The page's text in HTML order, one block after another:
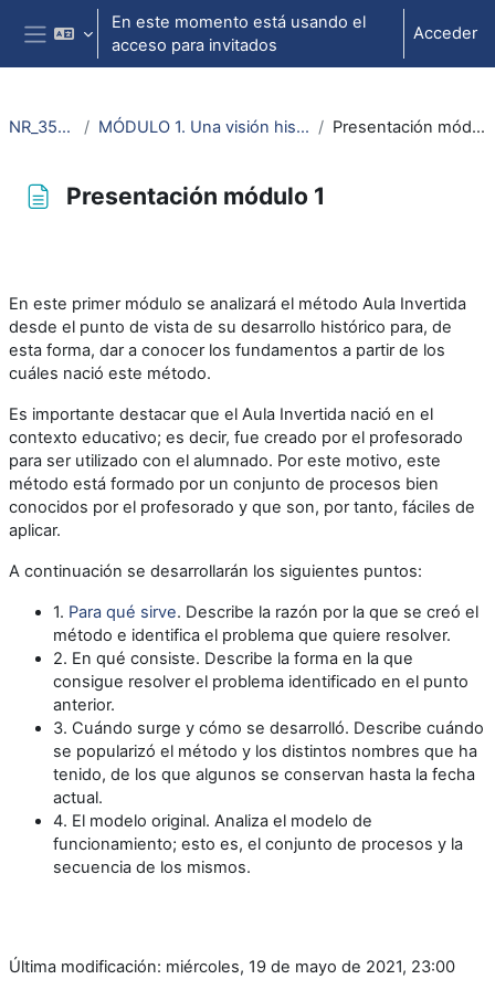
Salta al contenido principal
Panel lateral
En este momento está usando el
acceso para invitados
Acceder
NR_35411 MÓDULO 1. Una visión histórica Presentación módulo 1
Presentación módulo 1
En este primer módulo se analizará el método Aula Invertida
desde el punto de vista de su desarrollo histórico para, de
esta forma, dar a conocer los fundamentos a partir de los
cuáles nació este método.
Es importante destacar que el Aula Invertida nació en el
contexto educativo; es decir, fue creado por el profesorado
para ser utilizado con el alumnado. Por este motivo, este
método está formado por un conjunto de procesos bien
conocidos por el profesorado y que son, por tanto, fáciles de
aplicar.
A continuación se desarrollarán los siguientes puntos:
1. Para qué sirve. Describe la razón por la que se creó el
método e identifica el problema que quiere resolver.
2. En qué consiste. Describe la forma en la que
consigue resolver el problema identificado en el punto
anterior.
3. Cuándo surge y cómo se desarrolló. Describe cuándo
se popularizó el método y los distintos nombres que ha
tenido, de los que algunos se conservan hasta la fecha
actual.
4. El modelo original. Analiza el modelo de
funcionamiento; esto es, el conjunto de procesos y la
secuencia de los mismos.
Última modificación: miércoles, 19 de mayo de 2021, 23:00